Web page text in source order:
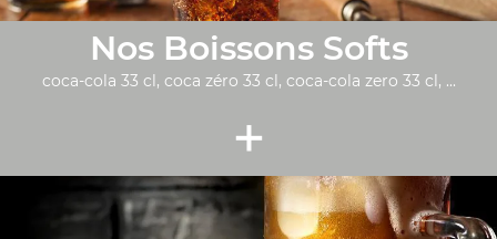
Nos Boissons Softs
coca-cola 33 cl, coca zéro 33 cl, coca-cola zero 33 cl, ...
+